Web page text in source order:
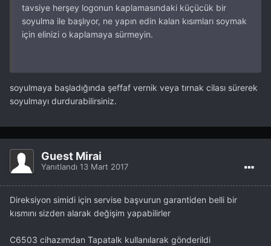
tavsiye herşey logonun kaplamasındaki küçücük bir
soyulma ile başlıyor, ne yapın edin kalan kısımları soymak
için elinizi o kaplamaya sürmeyin.
soyulmaya başladığında şeffaf vernik veya tırnak cilası sürerek
soyulmayı durdurabilirsiniz.
Guest Mirai
Yanıtlandı 13 Mart 2017
Direksiyon simidi için servise başvurun garantiden belli bir
kısmını sizden alarak değişim yapabilirler
C6503 cihazımdan Tapatalk kullanılarak gönderildi